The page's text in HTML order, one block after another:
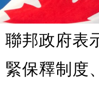
聯邦政府表
緊保釋制度